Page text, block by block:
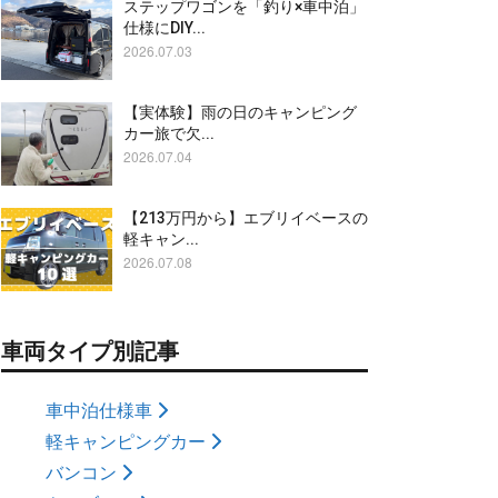
ステップワゴンを「釣り×車中泊」
仕様にDIY...
2026.07.03
【実体験】雨の日のキャンピング
カー旅で欠...
2026.07.04
【213万円から】エブリイベースの
軽キャン...
2026.07.08
車両タイプ別記事
車中泊仕様車
軽キャンピングカー
バンコン